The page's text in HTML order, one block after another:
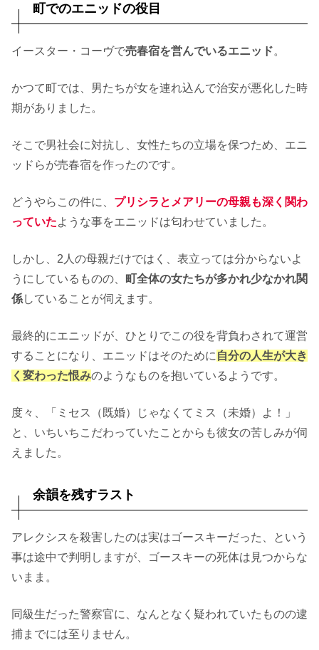
町でのエニッドの役目
イースター・コーヴで売春宿を営んでいるエニッド。
かつて町では、男たちが女を連れ込んで治安が悪化した時
期がありました。
そこで男社会に対抗し、女性たちの立場を保つため、エニ
ッドらが売春宿を作ったのです。
どうやらこの件に、 プリシラとメアリーの母親も深く関わ
っていたような事をエニッドは匂わせていました。
しかし、2人の母親だけではく、表立っては分からないよ
うにしているものの、 町全体の女たちが多かれ少なかれ関
係していることが伺えます。
最終的にエニッドが、ひとりでこの役を背負わされて運営
することになり、エニッドはそのために 自分の人生が大き
く変わった恨みのようなものを抱いているようです。
度々、「ミセス（既婚）じゃなくてミス（未婚）よ！」
と、いちいちこだわっていたことからも彼女の苦しみが伺
えました。
余韻を残すラスト
アレクシスを殺害したのは実はゴースキーだった、という
事は途中で判明しますが、ゴースキーの死体は見つからな
いまま。
同級生だった警察官に、なんとなく疑われていたものの逮
捕までには至りません。